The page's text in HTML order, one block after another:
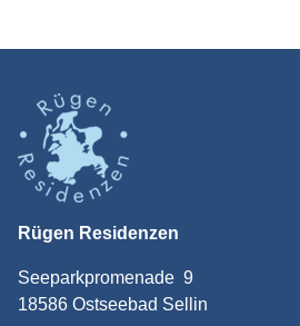
Rügen Residenzen
Seeparkpromenade 9
18586 Ostseebad Sellin